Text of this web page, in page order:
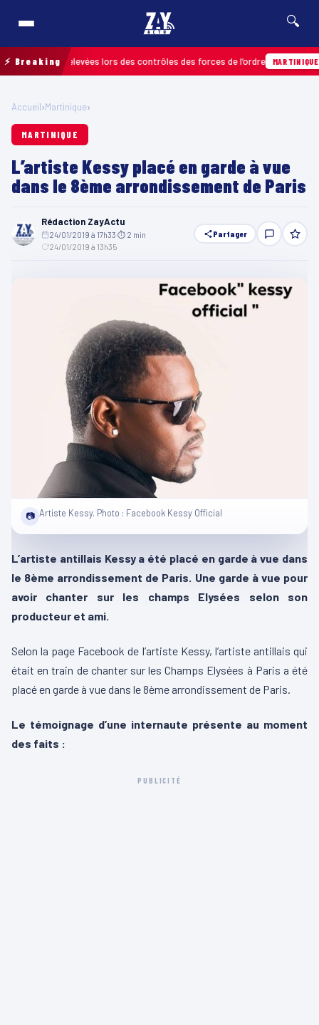
🔍
⚡ Breakingrelevées lors des contrôles des forces de l’ordre MARTINIQUE
Accueil›Martinique›
MARTINIQUE
L’artiste Kessy placé en garde à vue
dans le 8ème arrondissement de Paris
Rédaction ZayActu
24/01/2019 à 17h33 ⏱ 2 min
24/01/2019 à 13h35
Partager
📷 Artiste Kessy. Photo : Facebook Kessy Official
L’artiste antillais Kessy a été placé en garde à vue dans
le 8ème arrondissement de Paris. Une garde à vue pour
avoir chanter sur les champs Elysées selon son
producteur et ami.
Selon la page Facebook de l’artiste Kessy, l’artiste antillais qui
était en train de chanter sur les Champs Elysées à Paris a été
placé en garde à vue dans le 8ème arrondissement de Paris.
Le témoignage d’une internaute présente au moment
des faits :
PUBLICITÉ